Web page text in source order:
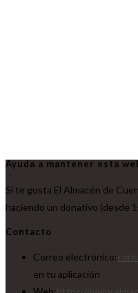
Ayuda a mantener esta
Si te gusta El Almacén de
haciendo un donativo (desde
Contacto
Correo electrónico:
en tu aplicación